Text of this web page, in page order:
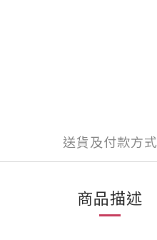
送貨及付款方式
商品描述